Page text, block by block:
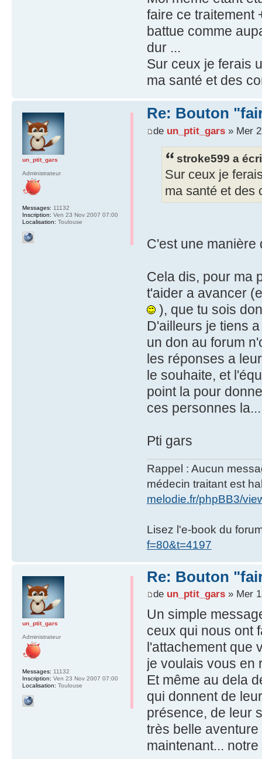
faire ce traitement
battue comme
dur ...
Sur ceux je ferais
ma santé et des
Re: Bouton
de un_ptit_gars» Mer
stroke599 a
Sur ceux je
ma santé et des
C'est une
Cela dis, pour ma
t'aider a avancer
), que tu sois
D'ailleurs je tiens
un don au forum
les réponses a
le souhaite, et
point la pour
ces personnes
Pti gars
Rappel : Aucun
médecin traitant est
melodie.fr/phpBB3/
Lisez l'e-book du
f=80&t=4197
un_ptit_gars
Administrateur
Messages: 11132
Inscription: Ven 23 Nov 2007 07:00
Localisation: Toulouse
Re: Bouton
de un_ptit_gars» Mer
Un simple
ceux qui nous ont
l'attachement que
je voulais vous en
Et même au dela
qui donnent de
présence, de leur
très belle
maintenant...
un_ptit_gars
Administrateur
Messages: 11132
Inscription: Ven 23 Nov 2007 07:00
Localisation: Toulouse